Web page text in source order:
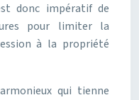
donc impératif de
pour limiter la
à la propriété
qui tienne